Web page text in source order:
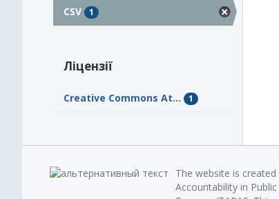
CSV 1
Ліцензії
Creative Commons At... 1
The website is
Accountability in